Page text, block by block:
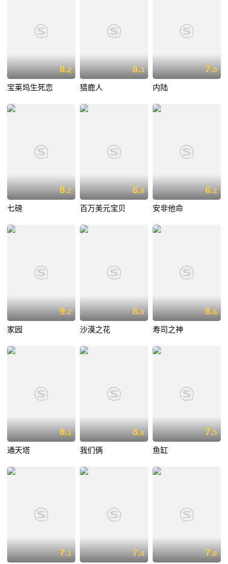
8.2
宝莱坞生死恋
8.3
猎鹿人
7.0
内陆
8.2
七磅
8.8
百万美元宝贝
6.2
安非他命
9.2
家园
8.8
沙漠之花
8.6
寿司之神
8.1
通天塔
8.8
我们俩
7.5
鱼缸
7.1 7.4 7.6